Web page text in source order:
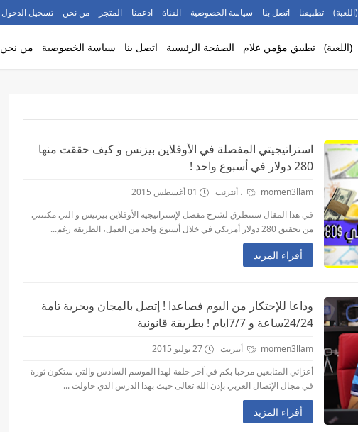
(اللعبة) تطبيقنا اتصل بنا سياسة الخصوصية القناة ادعمنا المتجر من نحن تسجيل الدخول
(اللعبة) تطبيق مؤمن علام الصفحة الرئيسية اتصل بنا سياسة الخصوصية من نحن
استراتيجيتي المفصلة في الأوفلاين بيزنس و كيف حققت منها
280 دولار في أسبوع واحد !
momen3llam ، أنترنت
01 أغسطس 2015
في هذا المقال سنتطرق لشرح مفصل لإستراتيجية الأوفلاين بيزنيس و التي مكنتني
من تحقيق 280 دولار أمريكي في خلال أسبوع واحد من العمل، الطريقة رغم...
أقراء المزيد
وداعا للإحتكار من اليوم فصاعدا ! إتصل بالمجان وبحرية تامة
24/24ساعة و 7/7ايام ! بطريقة قانونية
momen3llam أنترنت
27 يوليو 2015
أعزائي المتابعين مرحبا بكم في آخر حلقة لهذا الموسم السادس والتي ستكون ثورة
في مجال الإتصال العربي بإذن الله تعالى حيث بهذا الدرس الذي حاولت ...
أقراء المزيد